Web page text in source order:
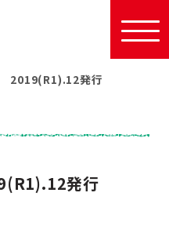
2019(R1).12発行
発行